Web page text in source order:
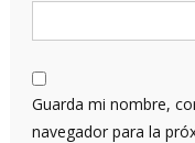
Guarda mi nombre,
navegador para la